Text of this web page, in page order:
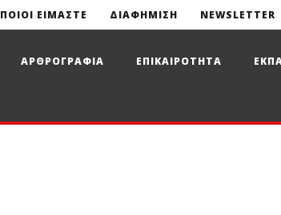
ΠΟΙΟΙ ΕΙΜΑΣΤΕ ΔΙΑΦΗΜΙΣΗ NEWSLETTER
ΑΡΘΡΟΓΡΑΦΙΑ ΕΠΙΚΑΙΡΟΤΗΤΑ